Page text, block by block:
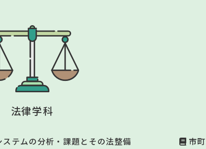
法律学科
テムの分析・課題とその法整備
市